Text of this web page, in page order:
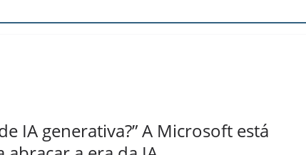
IA generativa?” A Microsoft está